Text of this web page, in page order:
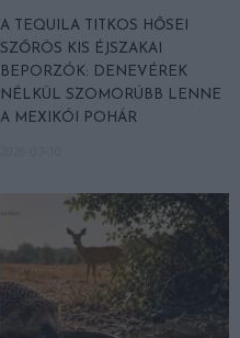
A TEQUILA TITKOS HŐSEI
SZŐRÖS KIS ÉJSZAKAI
BEPORZÓK: DENEVÉREK
NÉLKÜL SZOMORÚBB LENNE
A MEXIKÓI POHÁR